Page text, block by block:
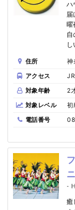
ハ
曜
自
し
住所
神
アクセス
対象年齢
2
対象レベル
初
電話番号
-
癒